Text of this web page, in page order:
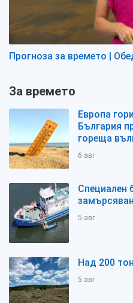
Прогноза за времето |
За времето
Европа
България
гореща
6 авг
Специален
5 авг
Над 200
5 авг